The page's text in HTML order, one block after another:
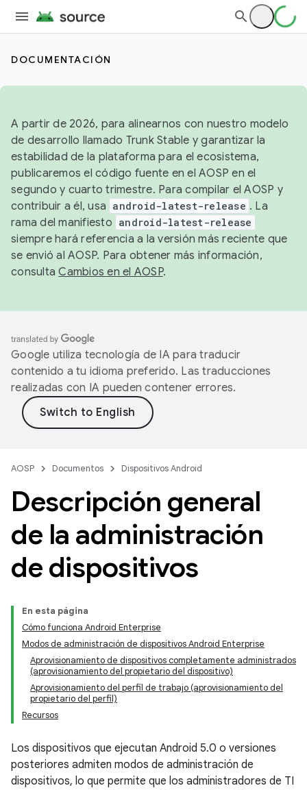
DOCUMENTACIÓN
A partir de 2026, para alinearnos con nuestro modelo
de desarrollo llamado Trunk Stable y garantizar la
estabilidad de la plataforma para el ecosistema,
publicaremos el código fuente en el AOSP en el
segundo y cuarto trimestre. Para compilar el AOSP y
contribuir a él, usa android-latest-release . La
rama del manifiesto android-latest-release
siempre hará referencia a la versión más reciente que
se envió al AOSP. Para obtener más información,
consultaCambios en el AOSP.
Google utiliza tecnología de IA para traducir
contenido a tu idioma preferido. Las traducciones
realizadas con IA pueden contener errores.
AOSP Documentos Dispositivos Android
Descripción general
de la administración
de dispositivos
En esta página
Cómo funciona Android Enterprise
Modos de administración de dispositivos Android Enterprise
Aprovisionamiento de dispositivos completamente administrados
(aprovisionamiento del propietario del dispositivo)
Aprovisionamiento del perfil de trabajo (aprovisionamiento del
propietario del perfil)
Recursos
Los dispositivos que ejecutan Android 5.0 o versiones
posteriores admiten modos de administración de
dispositivos, lo que permite que los administradores de TI